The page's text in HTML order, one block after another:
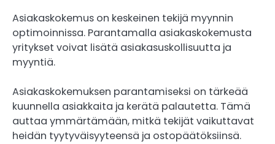
Asiakaskokemus on keskeinen tekijä myynnin
optimoinnissa. Parantamalla asiakaskokemusta
yritykset voivat lisätä asiakasuskollisuutta ja
myyntiä.
Asiakaskokemuksen parantamiseksi on tärkeää
kuunnella asiakkaita ja kerätä palautetta. Tämä
auttaa ymmärtämään, mitkä tekijät vaikuttavat
heidän tyytyväisyyteensä ja ostopäätöksiinsä.